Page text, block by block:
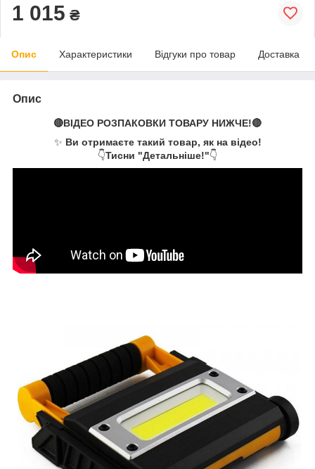
1 015 ₴
Опис Характеристики Відгуки про товар Доставка
Опис
🔴ВІДЕО РОЗПАКОВКИ ТОВАРУ НИЖЧЕ!🔴
✨ Ви отримаєте такий товар, як на відео!
👇Тисни "Детальніше!"👇